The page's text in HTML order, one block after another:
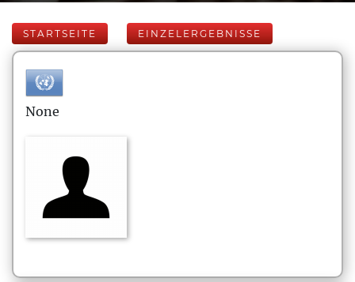
STARTSEITE EINZELERGEBNISSE
None